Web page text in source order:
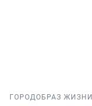
ГОРОДОБРАЗ ЖИЗНИ